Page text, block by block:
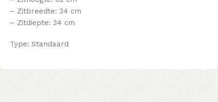
– Zitbreedte: 34 cm
– Zitdiepte: 34 cm
Type: Standaard